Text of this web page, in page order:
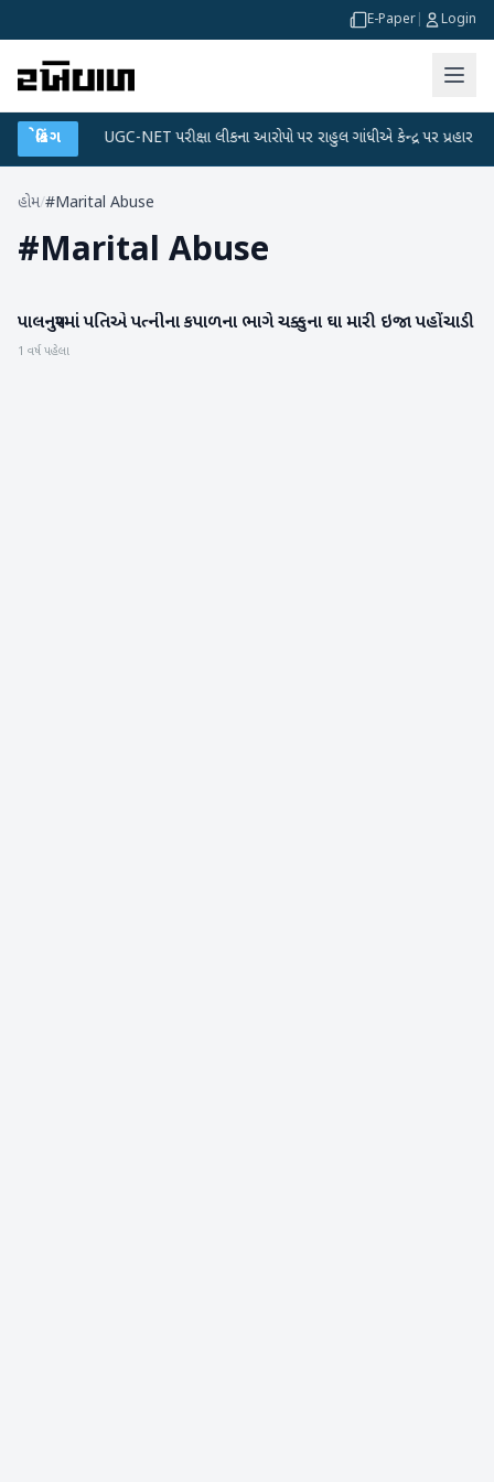
E-Paper Login
બ્રેકિંગ
પ્લાન ● UGC-NET પરીક્ષા લીકના આરોપો પર રાહુલ ગાંધીએ કેન્દ્ર પર પ્રહાર કર્યા
હોમ/#Marital Abuse
#Marital Abuse
બનાસકાંઠા
પાલનપુરમાં પતિએ પત્નીના કપાળના ભાગે ચક્કુના ઘા મારી ઇજા પહોંચાડી
1 વર્ષ પહેલા